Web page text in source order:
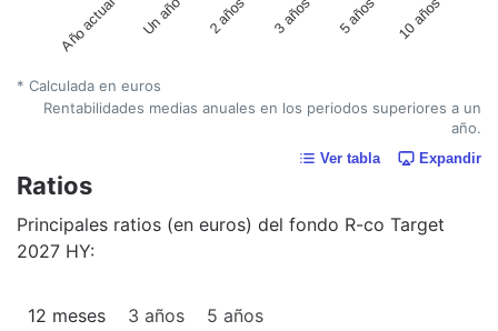
Año actual Un año 2 años 3 años 5 años 10 años
* Calculada en euros
Rentabilidades medias anuales en los periodos superiores a un
año.
Ver tabla Expandir
Ratios
Principales ratios (en euros) del fondo R-co Target
2027 HY:
12 meses 3 años 5 años